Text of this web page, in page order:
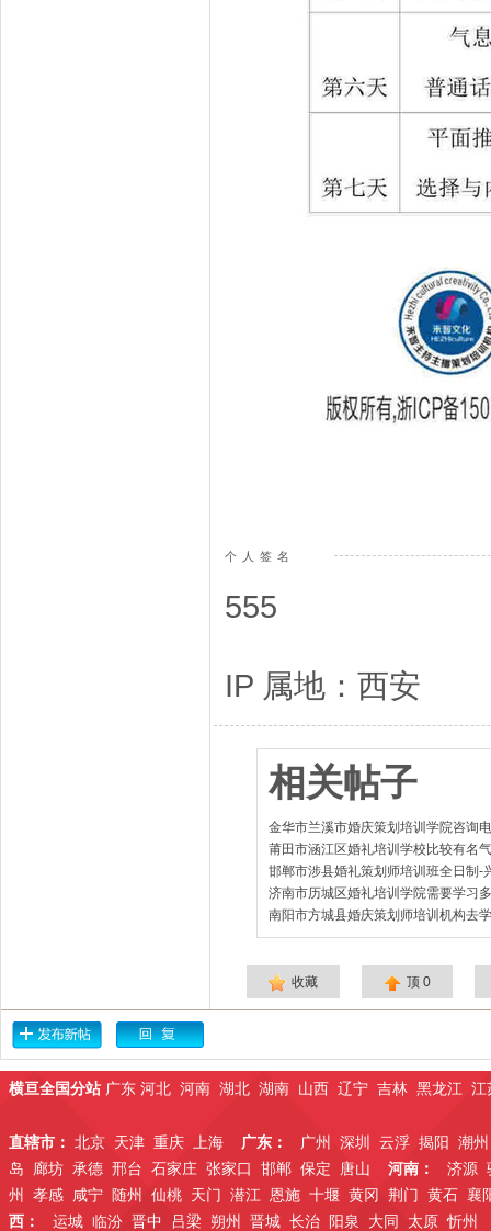
个人签名
555
IP 属地：西安
相关帖子
金华市兰溪市婚庆策划培训学院咨询
莆田市涵江区婚礼培训学校比较有名
邯郸市涉县婚礼策划师培训班全日制-
济南市历城区婚礼培训学院需要学习
南阳市方城县婚庆策划师培训机构去
收藏 顶 0
横亘全国分站 广东 河北 河南 湖北 湖南 山西 辽宁 吉林 黑龙江 江
直辖市： 北京 天津 重庆 上海 广东： 广州 深圳 云浮 揭阳
潮州
岛
廊坊 承德 邢台 石家庄 张家口 邯郸 保定 唐山 河南： 济源
州
孝感 咸宁 随州 仙桃 天门 潜江 恩施 十堰 黄冈 荆门 黄石 襄
西： 运城 临汾 晋中 吕梁 朔州 晋城 长治 阳泉 大同 太原 忻州